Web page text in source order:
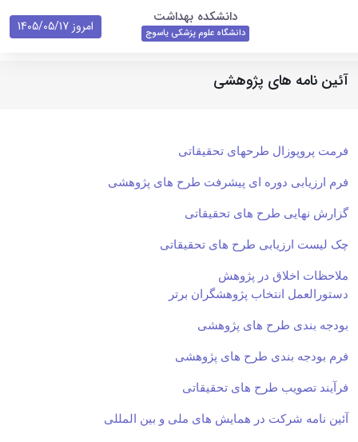
دانشکده بهداشت
دانشگاه علوم پزشکی یاسوج امروز 1405/05/17
آئین نامه های پژوهشی
فرمت پروپوزال طرحهای تحقیقاتی
فرم ارزیابی دوره ای پیشرفت طرح های پژوهشی
گزارش نهایی طرح های تحقیقاتی
چک لیست ارزیابی طرح های تحقیقاتی
ملاحظات اخلاق در پژوهش
دستورالعمل انتخاب پژوهشگران برتر
بودجه بندی طرح های پژوهشی
فرم بودجه بندی طرح های پژوهشی
فرآیند تصویب طرح های تحقیقاتی
آئین نامه شرکت در همایش های ملی و بین المللی